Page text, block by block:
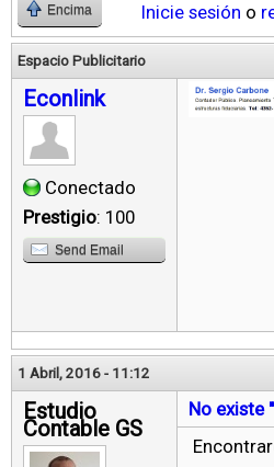
Encima Inicie sesión o
Espacio Publicitario
Econlink
Conectado
Prestigio: 100
Send Email
1 Abril, 2016 - 11:12
Estudio
Contable GS
No existe